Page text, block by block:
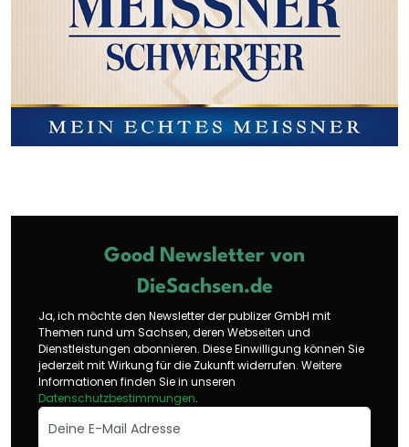
Good Newsletter von
DieSachsen.de
Ja, ich möchte den Newsletter der publizer GmbH mit
Themen rund um Sachsen, deren Webseiten und
Dienstleistungen abonnieren. Diese Einwilligung können Sie
jederzeit mit Wirkung für die Zukunft widerrufen. Weitere
Informationen finden Sie in unseren
Datenschutzbestimmungen.